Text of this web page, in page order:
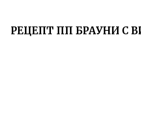
РЕЦЕПТ ПП БРАУНИ С